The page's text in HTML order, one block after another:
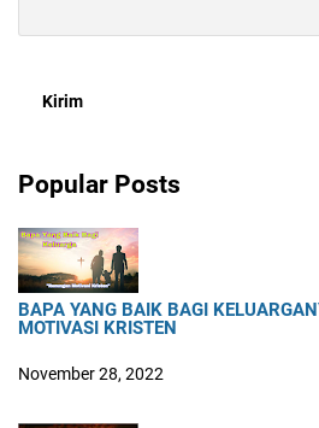
Popular Posts
BAPA YANG BAIK BAGI
MOTIVASI KRISTEN
November 28, 2022